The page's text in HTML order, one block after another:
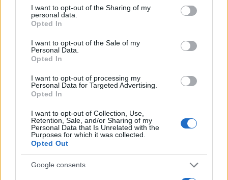
not limited to your visit or usage behaviour. You may click to
grant or deny consent to Google and its third-party tags to
use your data for below specified purposes in below Google
consent section.
I want to opt-out of the Sharing of my
personal data.
Opted In
I want to opt-out of the Sale of my
Personal Data.
Opted In
I want to opt-out of processing my
Personal Data for Targeted Advertising.
Opted In
I want to opt-out of Collection, Use,
Retention, Sale, and/or Sharing of my
Personal Data that Is Unrelated with the
Purposes for which it was collected.
Opted Out
Google consents
Ξάδερφος 84χρονης: «Ο σύντροφός της την
χτυπούσε»
«Εγώ τη βρήκα μαζί με την αστυνομία. Έπαθα σοκ»,